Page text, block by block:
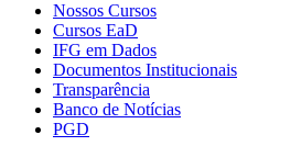
Nossos Cursos
Cursos EaD
IFG em Dados
Documentos Institucionais
Transparência
Banco de Notícias
PGD